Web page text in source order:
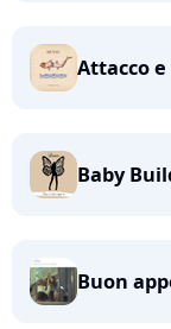
Attacco
Baby
Buon